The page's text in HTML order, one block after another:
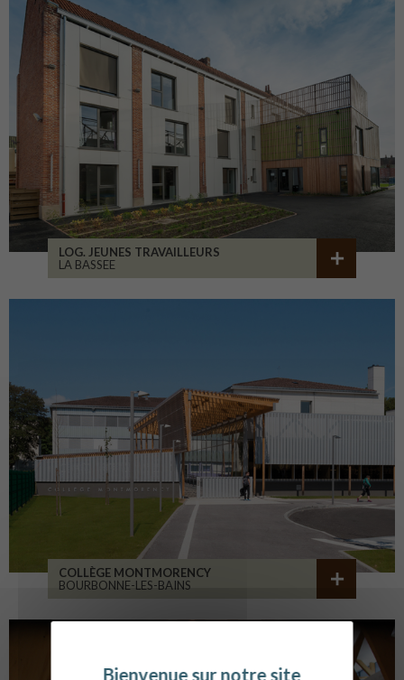
LOG. JEUNES TRAVAILLEURS
LA BASSEE
COLLÈGE MONTMORENCY
BOURBONNE-LES-BAINS